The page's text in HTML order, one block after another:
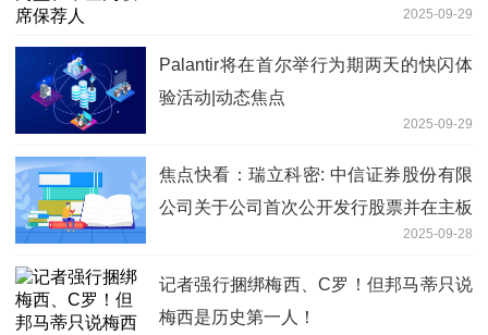
2025-09-29
Palantir将在首尔举行为期两天的快闪体
验活动|动态焦点
2025-09-29
焦点快看：瑞立科密: 中信证券股份有限
公司关于公司首次公开发行股票并在主板
2025-09-28
记者强行捆绑梅西、C罗！但邦马蒂只说
梅西是历史第一人！